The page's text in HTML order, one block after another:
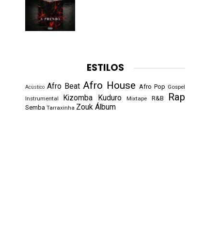
ESTILOS
Acústico Afro Beat Afro House Afro Pop Gospel
Instrumental
Kizomba Kuduro Mixtape R&B Rap
Semba Tarraxinha Zouk Álbum